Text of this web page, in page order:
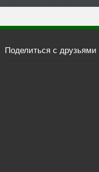
Поделиться с друзьями